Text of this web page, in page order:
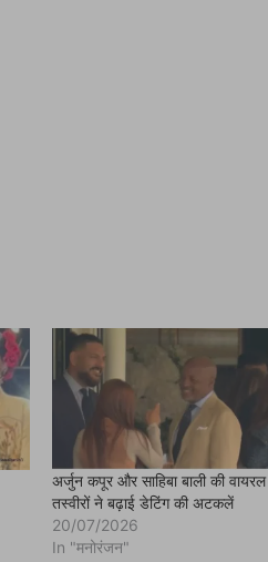
अर्जुन कपूर और साहिबा बाली की वायरल
तस्वीरों ने बढ़ाई डेटिंग की अटकलें
20/07/2026
In "मनोरंजन"